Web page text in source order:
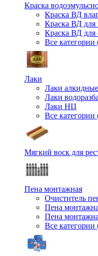
Краска
Краска ВД
Краска ВД для
Краска ВД для
Все категории
Лаки
Лаки алкидные
Лаки
Лаки НЦ
Все категории
Мягкий воск для
Пена монтажная
Очиститель
Пена
Пена
Все категории